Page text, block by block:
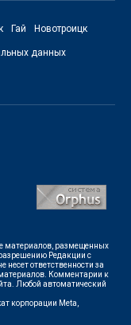
Гай Новотроицк
данных
материалов, размещенных
Редакции с
ответственности за
Комментарии к
Любой автоматический
корпорации Meta,